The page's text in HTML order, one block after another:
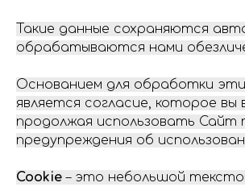
Такие данные сохраняются
обрабатываются нами
Основанием для обработки
является согласие, которое
продолжая использовать Сайт
предупреждения об
Cookie – это небольшой